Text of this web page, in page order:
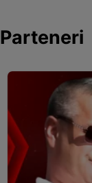
Parteneri